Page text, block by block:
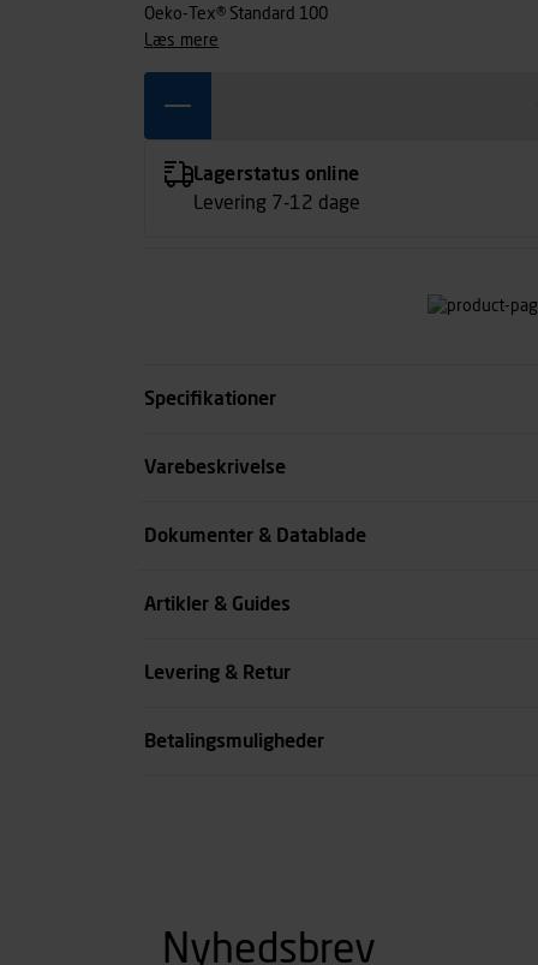
Oeko-Tex® Standard 100
læs mere
Lagerstatus online
Levering 7-12 dage
Specifikationer
Størrelse
Varebeskrivelse
Dokumenter & Datablade
Artikler & Guides
Levering & Retur
Betalingsmuligheder
Nyhedsbrev